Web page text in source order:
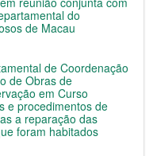
do
de Macau
de Coordenação
de Obras de
em Curso
e procedimentos de
a reparação das
foram habitados